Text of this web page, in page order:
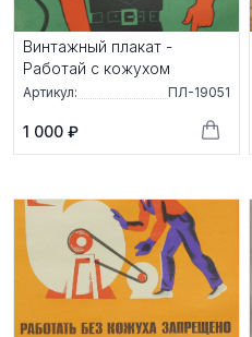
Винтажный плакат -
Работай с кожухом
Артикул: ПЛ-19051
1 000 ₽